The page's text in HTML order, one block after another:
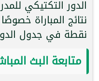
الدور التكتيكي
نتائج المباراة
نقطة في جدول
متابعة البث